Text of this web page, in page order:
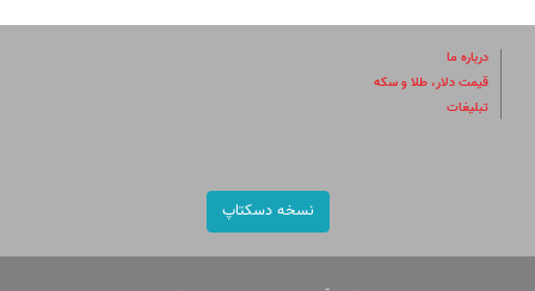
درباره ما
قیمت دلار، طلا و سکه
تبلیغات
نسخه دسکتاپ